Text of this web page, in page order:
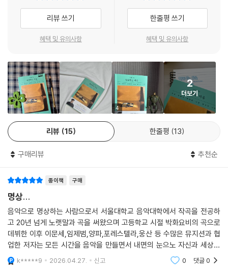
우리가 태어나는 순간부터 죽어가는 존재라는 사실을 구태여 기억하는 것
은 지금 여기에 살아 있음을 더욱 깊이 기억하는 일입니다. 죽음을 생생히
기억할수록, 삶은 더욱 생생히 현존합니다. 삶을 더욱 살뜰하게 합니다. 또
인가?’ 하는 근원적 질문이 절실합니다. 단순히 현재의 삶에 대한 소중함을
일깨워주는 것만이 아니라, 삶을 더욱 깊이 이해하고 온전히 살 수 있게 합
니다.
--- pp.163-164 「바람이 건네준 말」 중에서
이 계절의 꽃은 우리가 바쁜 걸음을 잠시 멈추어 세웠을 때 비로소 보이는
것입니다. 언제나 지금 여기에 존재하는 것입니다.
--- p.203 「이 계절의 꽃」 중에서
는 주방에서, 부모는 육아의 한복판에서. 그렇게 우리 모두는 삶의 현장에
서 각자의 방식으로 수행 중입니다. 업으로서의 일이든, 평범한 일상이든
마찬가지입니다. 모든 삶은 곧 수행입니다.
--- p.209 「삶의 명상가들」 중에서
와 변화를 처음으로 타인과 나누기 위해 꺼내놓은 기록이다.
직장인부터 대학생까지, 삶의 최전선에서 명상을 찾은 사람들
“우리는 각자의 삶 속에서 이미, 명상 중입니다”
명상은 더 이상 산속 수행자들만의 전유물이 아니다. 현대인의 일상 깊숙
이 들어온 명상은 번아웃과 스트레스를 다스리는 실질적인 회복 수단으로
자리 잡았으며, 국내외 유수의 기업들 역시 구성원의 정신건강을 위해 이
를 적극 도입하는 추세다. KAIST 명상과학연구소에서 명상 지도자로 활
동하며 학부생들을 위한 명상 수업을 진행하고 있는 저자가 최근 몇 년간
가장 많은 강의 요청을 받는 곳 역시 기업 현장이다. 음악명상 그룹 ‘케렌시
아’의 대표로서 강남 빌딩 숲 한복판에서 명상 프로그램을 운영했을 때, 주
로 만났던 이들 또한 삶의 최전선에서 고군분투하는 직장인이었다.
저자는 이 흐름 속에서 한 가지 역설적인 경향을 발견한다. 많은 이들이 명
한다는 점이다. 더 나아져야 한다는 조급함이 작동하는 순간, 명상은 본래
의 의미에서 멀어진다. 저자는 분명하게 말한다. 명상은 무언가를 성취하
기 위한 도구가 아니라, 지금 이 순간을 있는 그대로 감각하고 현재의 상태
를 알아차리며 머무는 경험 그 자체라고 말이다.
저자에 따르면 결국 명상은 삶 바깥에 존재하는 거창한 무엇이 아니다. 좋
명상 프로그램을 함께 기획하며 만났던 그가 오래도록 품어온 말들이 책이
되었다. 작가의 글에는 가르치는 문장이 없다. 틀린 감정은 없다고, 지금 이
어딘가에 숨 쉴 틈이 생기는 건 그래서일 거다. 잘 해내야 한다는 마음을 놓
지 못하는 사람이라면, 이 글 앞에서 잠시 멈추어 가면 어떨까. 자기 안의
목소리를 놓친 밤에 펼쳐두면 좋겠다.
- 최소현 (네이버 Creative&Experience 부문장)
리뷰 쓰기
혜택 및 유의사항
한줄평 쓰기
혜택 및 유의사항
4
2
더보기
리뷰 15 한줄평 13
구매리뷰 추천순
종이책 구매
명상...
음악으로 명상하는 사람으로서 서울대학교 음악대학에서 작곡을 전공하
고 20년 넘게 노랫말과 곡을 써왔으며 고등학교 시절 박화요비의 곡으로
데뷔한 이후 이문세,임제범,양파,포레스텔라,웅산 등 수많은 뮤지션과 협
업한 저자는 모든 시간을 음악을 만들면서 내면의 눈으노 자신과 세상을
들여다보는 과정에서 자연스럽게 명상을 만나게 되었습니다.
k*****9 2026.04.27. 신고 0 댓글0